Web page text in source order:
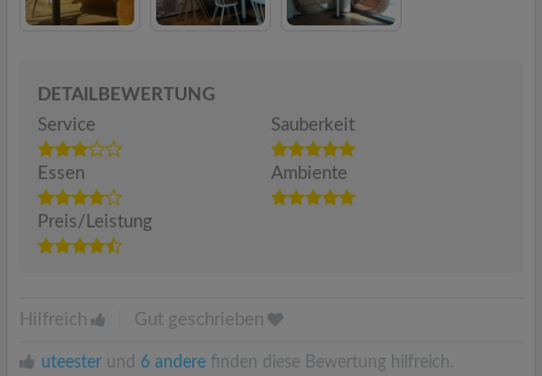
DETAILBEWERTUNG
Service
Sauberkeit
Essen Ambiente
Preis/Leistung
Hilfreich Gut geschrieben
uteester und 6 andere finden diese Bewertung hilfreich.